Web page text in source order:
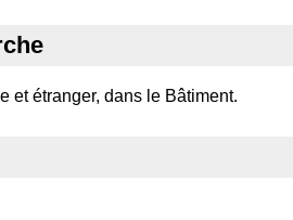
et étranger, dans le Bâtiment.